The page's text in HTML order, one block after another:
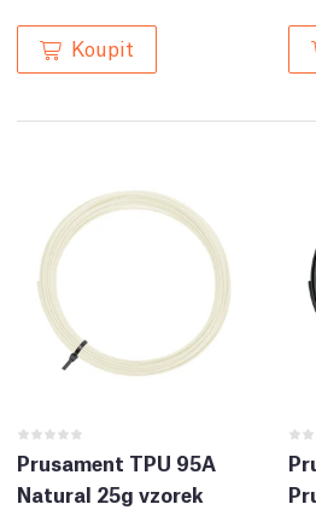
Koupit
Prusament TPU 95A
Natural 25g vzorek